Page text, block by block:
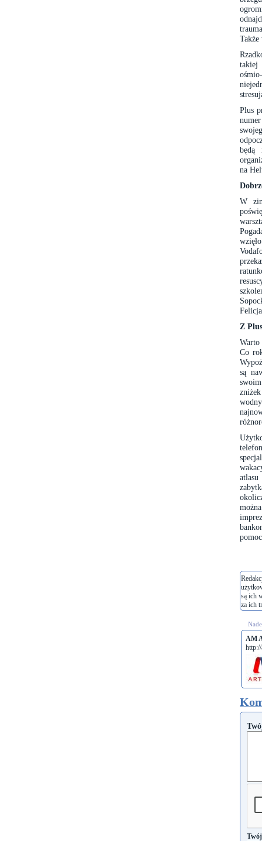
Także
takiej
Plus
będą
na
W
Z
Co
są
są ich
za ich
AM